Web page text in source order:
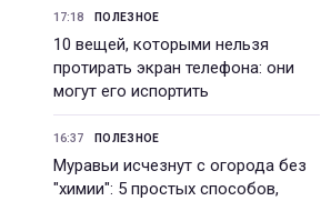
17:18 ПОЛЕЗНОЕ
10 вещей, которыми нельзя
протирать экран телефона: они
могут его испортить
16:37 ПОЛЕЗНОЕ
Муравьи исчезнут с огорода без
"химии": 5 простых способов,